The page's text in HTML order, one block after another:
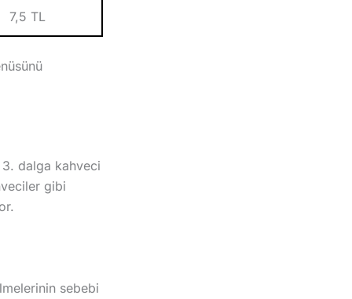
7,5 TL
dalga kahveci
gibi
sebebi